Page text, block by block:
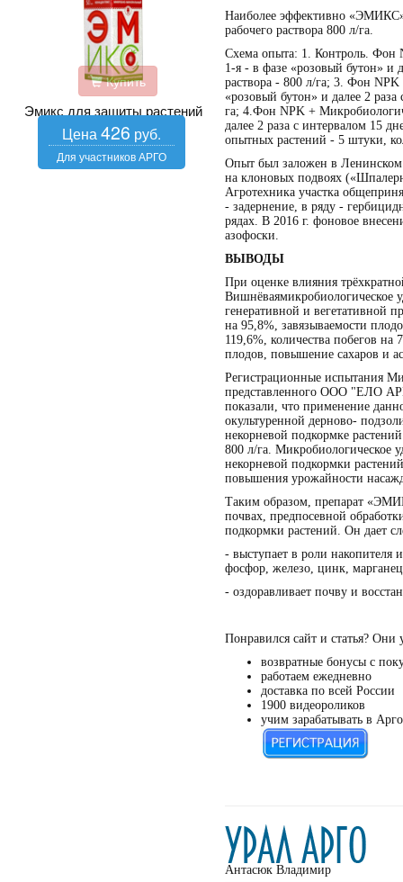
Купить
Эмикс для защиты растений
426
Наиболее эффективно «ЭМИКС»
рабочего раствора 800 л/га.
Схема опыта: 1. Контроль. Фон
1-я - в фазе «розовый бутон» и
раствора - 800 л/га; 3. Фон
«розовый бутон» и далее 2 раза
га; 4.Фон NPK +
далее 2 раза с интервалом 15
опытных растений - 5 штуки,
Опыт был заложен в
на клоновых подвоях
Агротехника участка
- задернение, в ряду -
рядах. В 2016 г. фоновое
азофоски.
ВЫВОДЫ
При оценке влияния
генеративной и вегетативной
на 95,8%, завязываемости
119,6%, количества побегов
плодов, повышение сахаров и
Регистрационные испытания
представленного ООО "ЕЛО
показали, что применение
окультуренной дерново-
некорневой подкормке
800 л/га. Микробиологическое
некорневой подкормки
повышения урожайности
Таким образом, препарат
почвах, предпосевной
подкормки растений. Он дает
- выступает в роли накопителя
фосфор, железо, цинк,
- оздоравливает почву и
Понравился сайт и статья? Они
возвратные бонусы с
работаем ежедневно
доставка по всей России
1900 видеороликов
учим зарабатывать в Арго
Антасюк Владимир